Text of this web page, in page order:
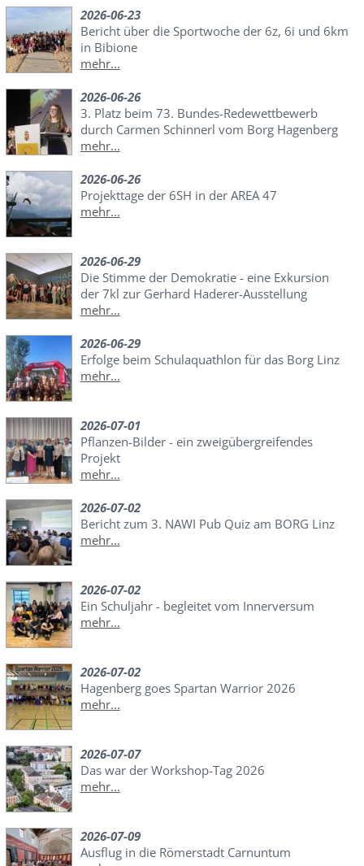
2026-06-23
Bericht über die Sportwoche der 6z, 6i und 6km
in Bibione
mehr...
2026-06-26
3. Platz beim 73. Bundes-Redewettbewerb
durch Carmen Schinnerl vom Borg Hagenberg
mehr...
2026-06-26
Projekttage der 6SH in der AREA 47
mehr...
2026-06-29
Die Stimme der Demokratie - eine Exkursion
der 7kl zur Gerhard Haderer-Ausstellung
mehr...
2026-06-29
Erfolge beim Schulaquathlon für das Borg Linz
mehr...
2026-07-01
Pflanzen-Bilder - ein zweigübergreifendes
Projekt
mehr...
2026-07-02
Bericht zum 3. NAWI Pub Quiz am BORG Linz
mehr...
2026-07-02
Ein Schuljahr - begleitet vom Innerversum
mehr...
2026-07-02
Hagenberg goes Spartan Warrior 2026
mehr...
2026-07-07
Das war der Workshop-Tag 2026
mehr...
2026-07-09
Ausflug in die Römerstadt Carnuntum